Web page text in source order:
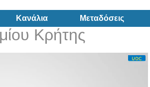
Κανάλια Μεταδόσεις
Κρήτης